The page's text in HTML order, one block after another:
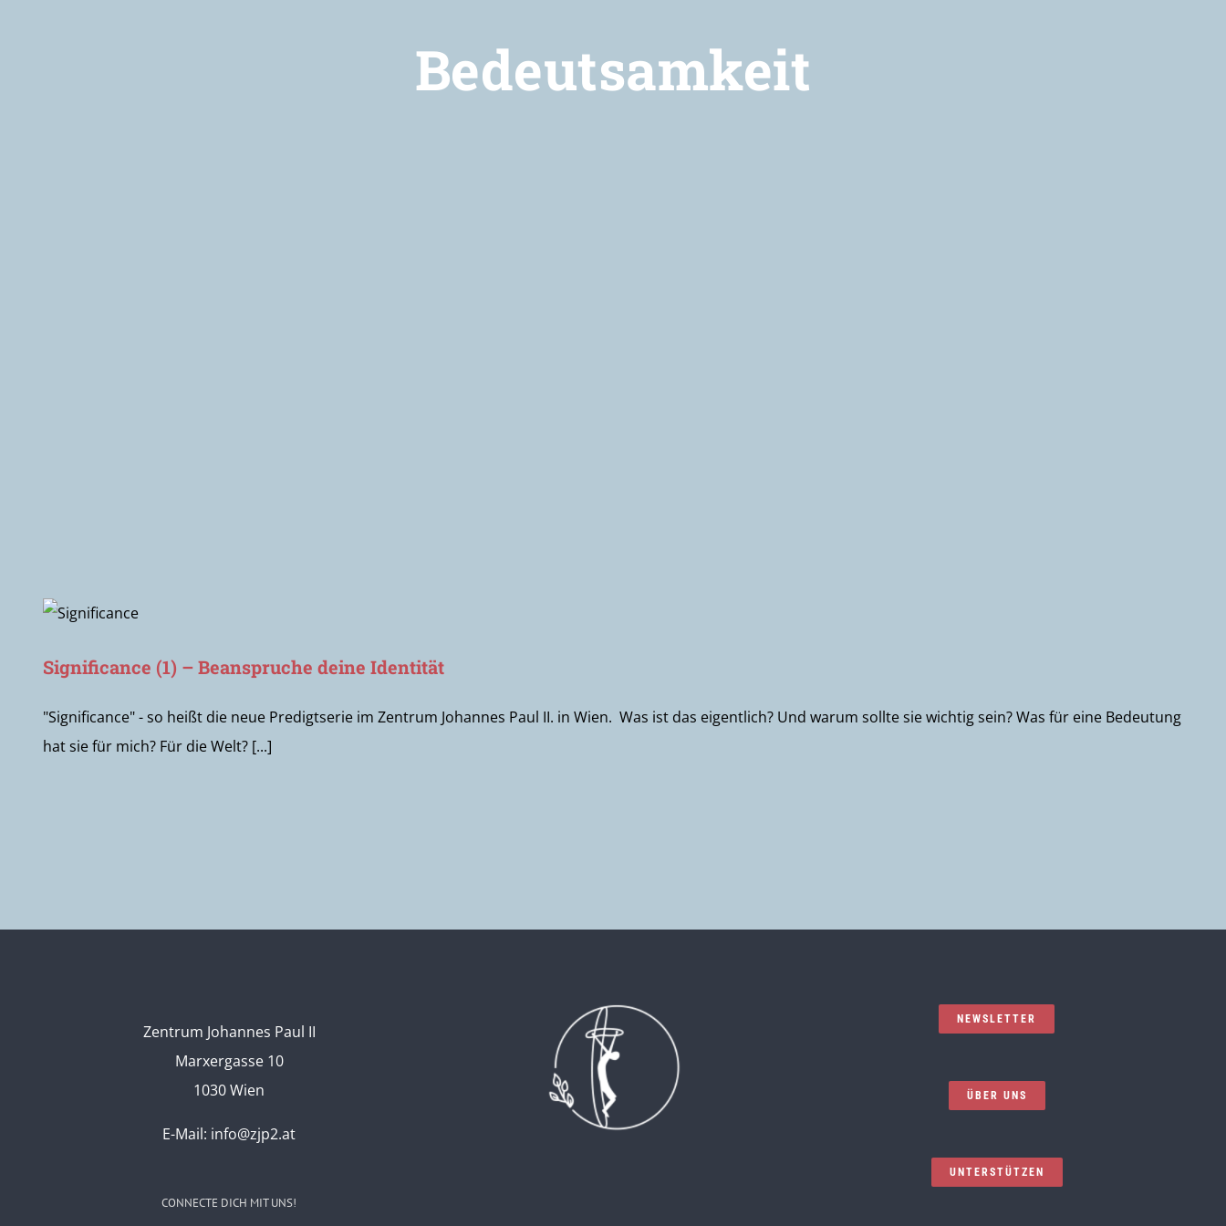
Bedeutsamkeit
Significance (1) – Beanspruche deine Identität
"Significance" - so heißt die neue Predigtserie im Zentrum Johannes Paul II. in Wien. Was ist das eigentlich? Und warum sollte sie wichtig sein? Was für eine Bedeutung
hat sie für mich? Für die Welt? [...]
Zentrum Johannes Paul II
Marxergasse 10
1030 Wien
E-Mail: info@zjp2.at
CONNECTE DICH MIT UNS!
NEWSLETTER
ÜBER UNS
UNTERSTÜTZEN